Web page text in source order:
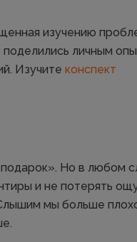
изучению
поделились личным
Изучите конспект
Но в любом
и не потерять
мы больше